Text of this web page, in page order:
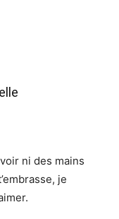
ni des mains
je